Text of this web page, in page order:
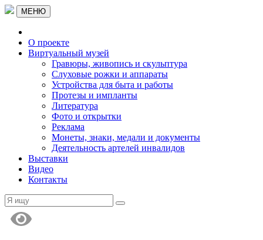
МЕНЮ
О проекте
Виртуальный музей
Гравюры, живопись и скульптура
Слуховые рожки и аппараты
Устройства для быта и работы
Протезы и импланты
Литература
Фото и открытки
Реклама
Монеты, знаки, медали и документы
Деятельность артелей инвалидов
Выставки
Видео
Контакты